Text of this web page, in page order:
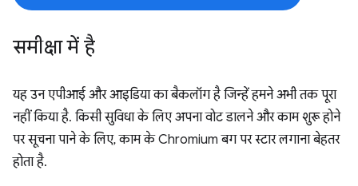
समीक्षा में है
यह उन एपीआई और आइडिया का बैकलॉग है जिन्हें हमने अभी तक पूरा
नहीं किया है. किसी सुविधा के लिए अपना वोट डालने और काम शुरू होने
पर सूचना पाने के लिए, काम के Chromium बग पर स्टार लगाना बेहतर
होता है.